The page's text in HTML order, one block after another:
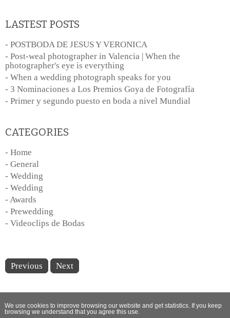
LASTEST POSTS
- POSTBODA DE JESUS Y VERONICA
- Post-weal photographer in Valencia | When the
photographer's eye is everything
- When a wedding photograph speaks for you
- 3 Nominaciones a Los Premios Goya de Fotografía
- Primer y segundo puesto en boda a nivel Mundial
CATEGORIES
- Home
- General
- Wedding
- Wedding
- Awards
- Prewedding
- Videoclips de Bodas
Previous Next
We use cookies to improve browsing our website and get statistics. If you keep
browsing we understand that you agree this use.